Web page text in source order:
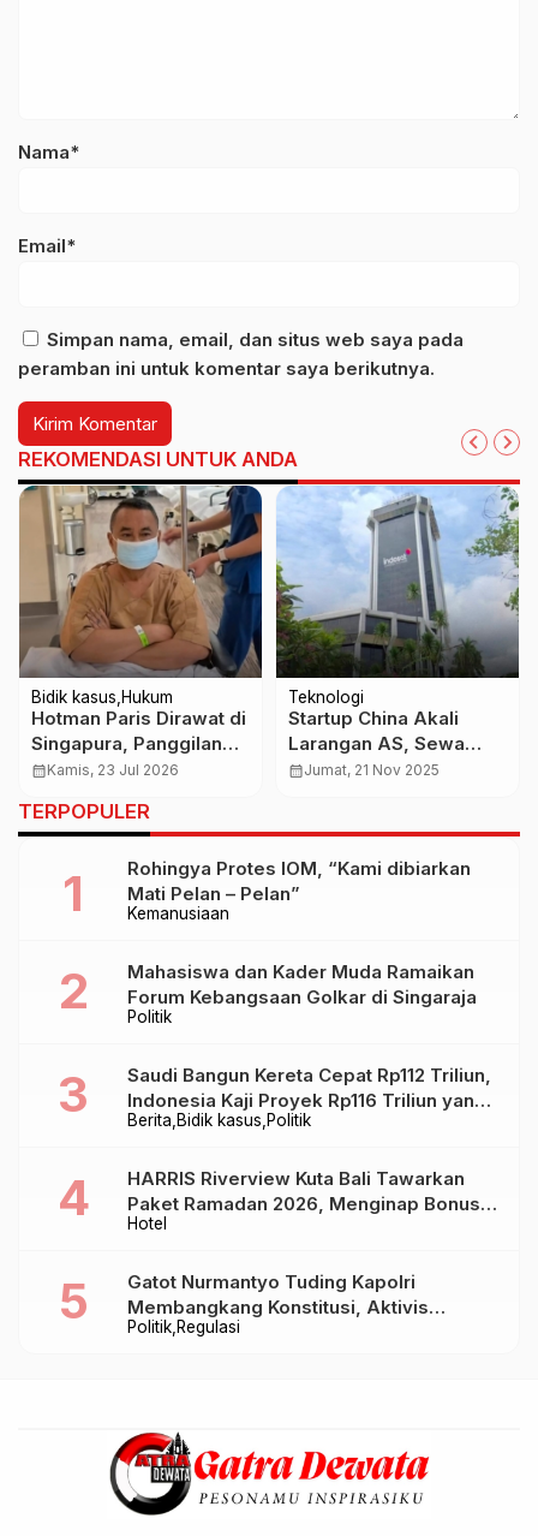
Nama*
Email*
Simpan nama, email, dan situs web saya pada
peramban ini untuk komentar saya berikutnya.
REKOMENDASI UNTUK ANDA
Bidik kasus Hukum
Hotman Paris Dirawat di
Singapura, Panggilan
Polisi Kasus Dugaan
Sorotan
calendar_monthKamis, 23 Jul 2026
Teknologi
Startup China Akali
Larangan AS, Sewa
2.300 GPU Nvidia
calendar_monthJumat, 21 Nov 2025
TERPOPULER
Kemanusiaan
Rohingya Protes IOM, “Kami dibiarkan
Mati Pelan – Pelan”
Politik
Mahasiswa dan Kader Muda Ramaikan
Forum Kebangsaan Golkar di Singaraja
Berita Bidik kasus Politik
Saudi Bangun Kereta Cepat Rp112 Triliun,
Indonesia Kaji Proyek Rp116 Triliun yang
Baru Sampai Bandung
Hotel
HARRIS Riverview Kuta Bali Tawarkan
Paket Ramadan 2026, Menginap Bonus
Takjil hingga Bukber Mulai Rp88.888
Politik Regulasi
Gatot Nurmantyo Tuding Kapolri
Membangkang Konstitusi, Aktivis
Tegaskan Polri Tak Punya Sejarah